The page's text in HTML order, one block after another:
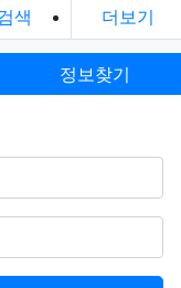
색 더보기
정보찾기